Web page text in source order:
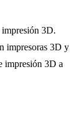
impresión 3D.
impresoras 3D y
impresión 3D a